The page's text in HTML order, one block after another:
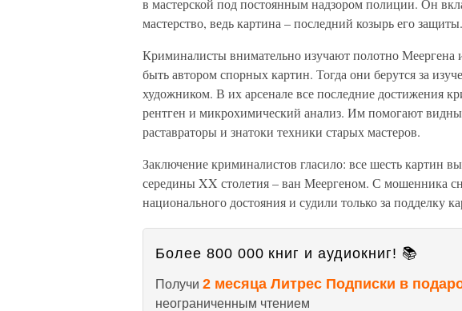
в мастерской под постоянным надзором полиции. Он
мастерство, ведь картина – последний козырь его защиты.
Криминалисты внимательно изучают полотно Меергена
быть автором спорных картин. Тогда они берутся за
художником. В их арсенале все последние достижения
рентген и микрохимический анализ. Им помогают
раставраторы и знатоки техники старых мастеров.
Заключение криминалистов гласило: все шесть картин
середины XX столетия – ван Меергеном. С мошенника
национального достояния и судили только за подделку
Более 800 000 книг и аудиокниг! 📚
Получи 2 месяца Литрес Подписки в
неограниченным чтением